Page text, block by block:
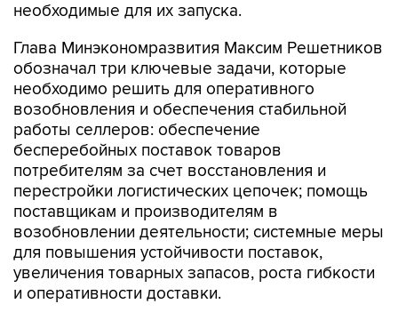
необходимые для их запуска.
Глава Минэкономразвития Максим Решетников
обозначал три ключевые задачи, которые
необходимо решить для оперативного
возобновления и обеспечения стабильной
работы селлеров: обеспечение
бесперебойных поставок товаров
потребителям за счет восстановления и
перестройки логистических цепочек; помощь
поставщикам и производителям в
возобновлении деятельности; системные меры
для повышения устойчивости поставок,
увеличения товарных запасов, роста гибкости
и оперативности доставки.